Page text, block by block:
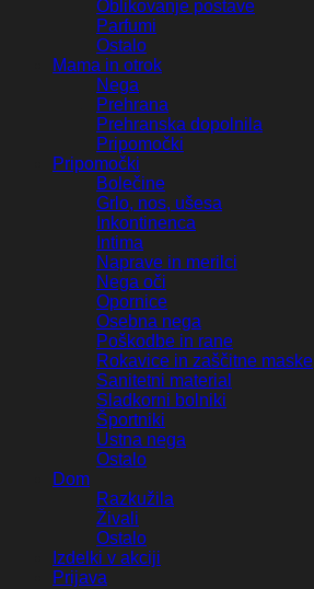
Oblikovanje postave
Parfumi
Ostalo
Mama in otrok
Nega
Prehrana
Prehranska dopolnila
Pripomočki
Pripomočki
Bolečine
Grlo, nos, ušesa
Inkontinenca
Intima
Naprave in merilci
Nega oči
Opornice
Osebna nega
Poškodbe in rane
Rokavice in zaščitne maske
Sanitetni material
Sladkorni bolniki
Športniki
Ustna nega
Ostalo
Dom
Razkužila
Živali
Ostalo
Izdelki v akciji
Prijava